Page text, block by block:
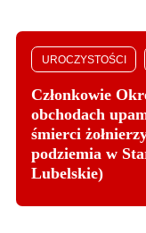
UROCZYSTOŚCI
Członkowie
obchodach
śmierci
podziemia w
Lubelskie)